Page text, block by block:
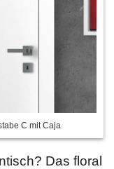
C mit Caja
Das floral